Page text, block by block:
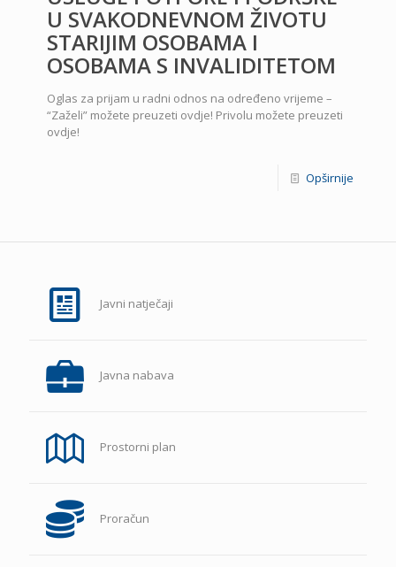
U SVAKODNEVNOM ŽIVOTU
STARIJIM OSOBAMA I
OSOBAMA S INVALIDITETOM
Oglas za prijam u radni odnos na određeno vrijeme –
“Zaželi” možete preuzeti ovdje! Privolu možete preuzeti
ovdje!
Opširnije
Javni natječaji
Javna nabava
Prostorni plan
Proračun